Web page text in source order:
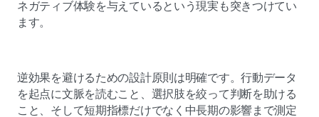
ネガティブ体験を与えているという現実も突きつけてい
ます。
逆効果を避けるための設計原則は明確です。行動データ
を起点に文脈を読むこと、選択肢を絞って判断を助ける
こと、そして短期指標だけでなく中長期の影響まで測定